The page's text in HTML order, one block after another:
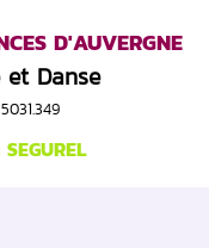
D'AUVERGNE
et Danse